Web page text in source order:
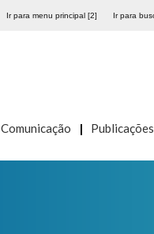
Ir para menu principal [2] Ir para
Comunicação